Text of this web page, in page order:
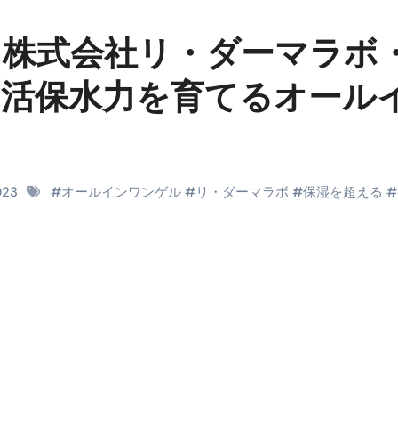
査定は危険？情報収集との関係と見分け方を解説
｜最新観測データと前兆現象を徹底解説【2026】
の関連性は？
イン」がもらえる超お得アプリ
これが日本が残念な国になった理由です。国民は●●をしな
を妄想シナリオ検証してみた！ズボラ株投資
】一覧※YouTubeブログSNS共通
確実に取り組むべき！ #shorts
っかからないための方法 #投資詐欺 #詐欺 #弁護士 #法律
式会社リ・ダーマラボ
保水力を育てるオール
#オールインワンゲル #リ・ダーマラボ #保湿を超える #